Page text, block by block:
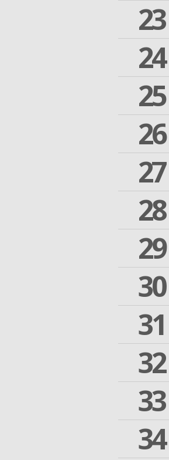
23
24
25
26
27
28
29
30
31
32
33
34